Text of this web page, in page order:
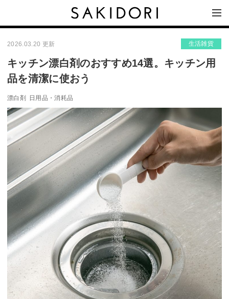
2026.03.20 更新 生活雑貨
キッチン漂白剤のおすすめ14選。キッチン用
品を清潔に使おう
漂白剤 日用品・消耗品